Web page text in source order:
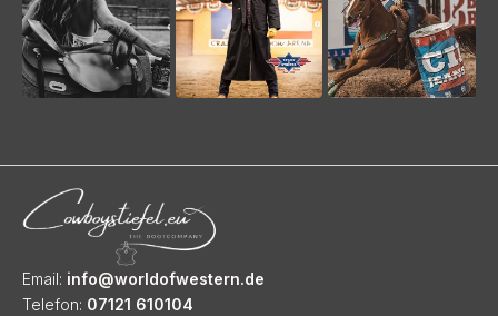
Email: info@worldofwestern.de
Telefon: 07121 610104